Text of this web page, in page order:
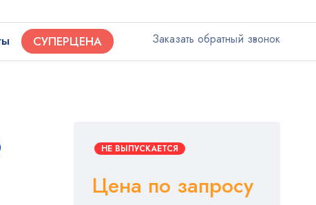
СУПЕРЦЕНА Заказать обратный звонок
НЕ ВЫПУСКАЕТСЯ
Цена по запросу